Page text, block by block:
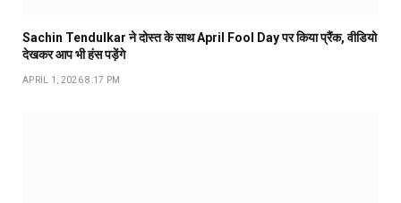
Sachin Tendulkar ने दोस्त के साथ April Fool Day पर किया प्रैंक, वीडियो
देखकर आप भी हंस पड़ेंगे
APRIL 1, 2026 8:17 PM